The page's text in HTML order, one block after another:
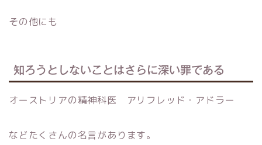
その他にも
知ろうとしないことはさらに深い罪である
オーストリアの精神科医 アリフレッド・アドラー
などたくさんの名言があります。